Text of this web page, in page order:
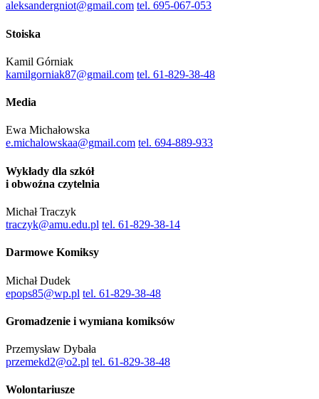
aleksandergniot@gmail.com tel. 695-067-053
Stoiska
Kamil Górniak
kamilgorniak87@gmail.com tel. 61-829-38-48
Media
Ewa Michałowska
e.michalowskaa@gmail.com tel. 694-889-933
Wykłady dla szkół
i obwoźna czytelnia
Michał Traczyk
traczyk@amu.edu.pl tel. 61-829-38-14
Darmowe Komiksy
Michał Dudek
epops85@wp.pl tel. 61-829-38-48
Gromadzenie i wymiana komiksów
Przemysław Dybała
przemekd2@o2.pl tel. 61-829-38-48
Wolontariusze